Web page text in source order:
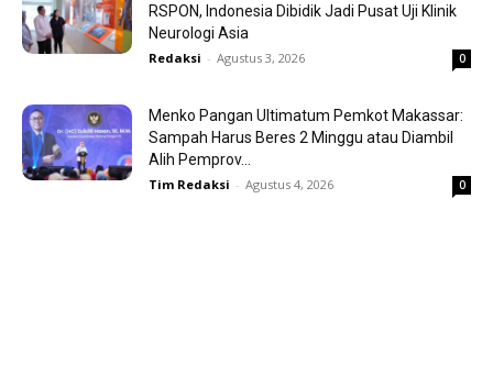
RSPON, Indonesia Dibidik Jadi Pusat Uji Klinik
Neurologi Asia
Redaksi - Agustus 3, 2026 0
Menko Pangan Ultimatum Pemkot Makassar:
Sampah Harus Beres 2 Minggu atau Diambil
Alih Pemprov...
Tim Redaksi - Agustus 4, 2026 0